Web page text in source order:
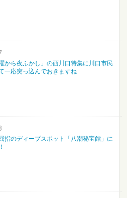
曜から夜ふかし」の西川口特集に川口市民
一応突っ込んでおきますね
指のディープスポット「八潮秘宝館」に